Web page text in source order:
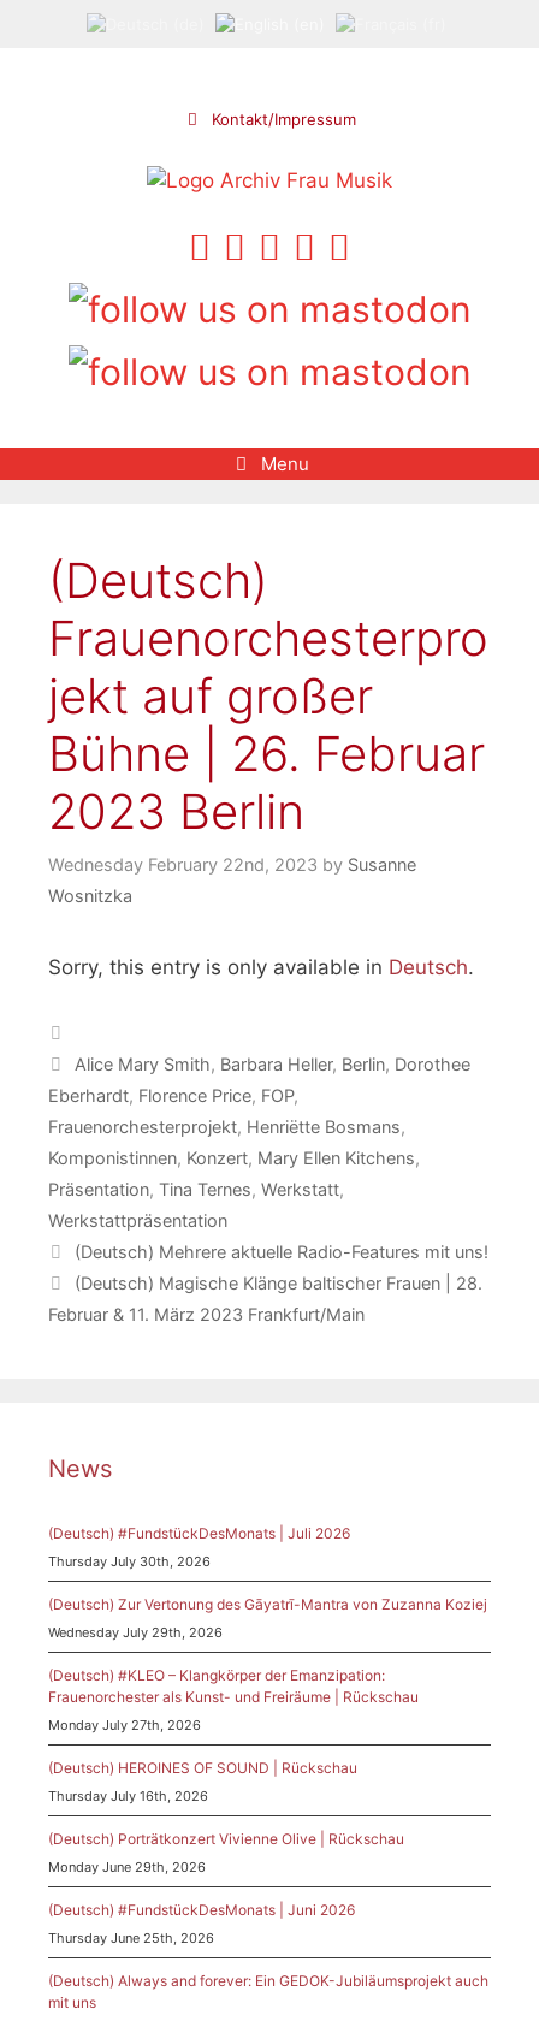
Kontakt/Impressum
Menu
(Deutsch)
Frauenorchesterpro
jekt auf großer
Bühne | 26. Februar
2023 Berlin
Wednesday February 22nd, 2023 by Susanne
Wosnitzka
Sorry, this entry is only available in Deutsch.
Tags
Alice Mary Smith, Barbara Heller, Berlin, Dorothee
Eberhardt, Florence Price, FOP,
Frauenorchesterprojekt, Henriëtte Bosmans,
Komponistinnen, Konzert, Mary Ellen Kitchens,
Präsentation, Tina Ternes, Werkstatt,
Werkstattpräsentation
(Deutsch) Mehrere aktuelle Radio-Features mit uns!
(Deutsch) Magische Klänge baltischer Frauen | 28.
Februar & 11. März 2023 Frankfurt/Main
News
(Deutsch) #FundstückDesMonats | Juli 2026
Thursday July 30th, 2026
(Deutsch) Zur Vertonung des Gāyatrī-Mantra von Zuzanna Koziej
Wednesday July 29th, 2026
(Deutsch) #KLEO – Klangkörper der Emanzipation:
Frauenorchester als Kunst- und Freiräume | Rückschau
Monday July 27th, 2026
(Deutsch) HEROINES OF SOUND | Rückschau
Thursday July 16th, 2026
(Deutsch) Porträtkonzert Vivienne Olive | Rückschau
Monday June 29th, 2026
(Deutsch) #FundstückDesMonats | Juni 2026
Thursday June 25th, 2026
(Deutsch) Always and forever: Ein GEDOK-Jubiläumsprojekt auch
mit uns